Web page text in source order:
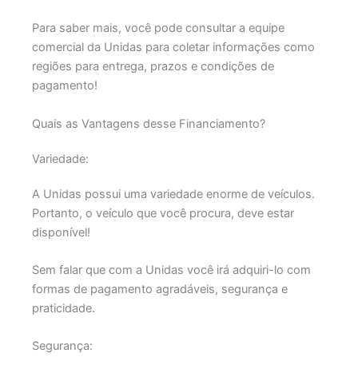
Para saber mais, você pode consultar a equipe
comercial da Unidas para coletar informações como
regiões para entrega, prazos e condições de
pagamento!
Quais as Vantagens desse Financiamento?
Variedade:
A Unidas possui uma variedade enorme de veículos.
Portanto, o veículo que você procura, deve estar
disponível!
Sem falar que com a Unidas você irá adquiri-lo com
formas de pagamento agradáveis, segurança e
praticidade.
Segurança: